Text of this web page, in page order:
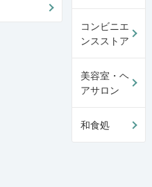
コンビニエ
ンスストア
美容室・ヘ
アサロン
和食処